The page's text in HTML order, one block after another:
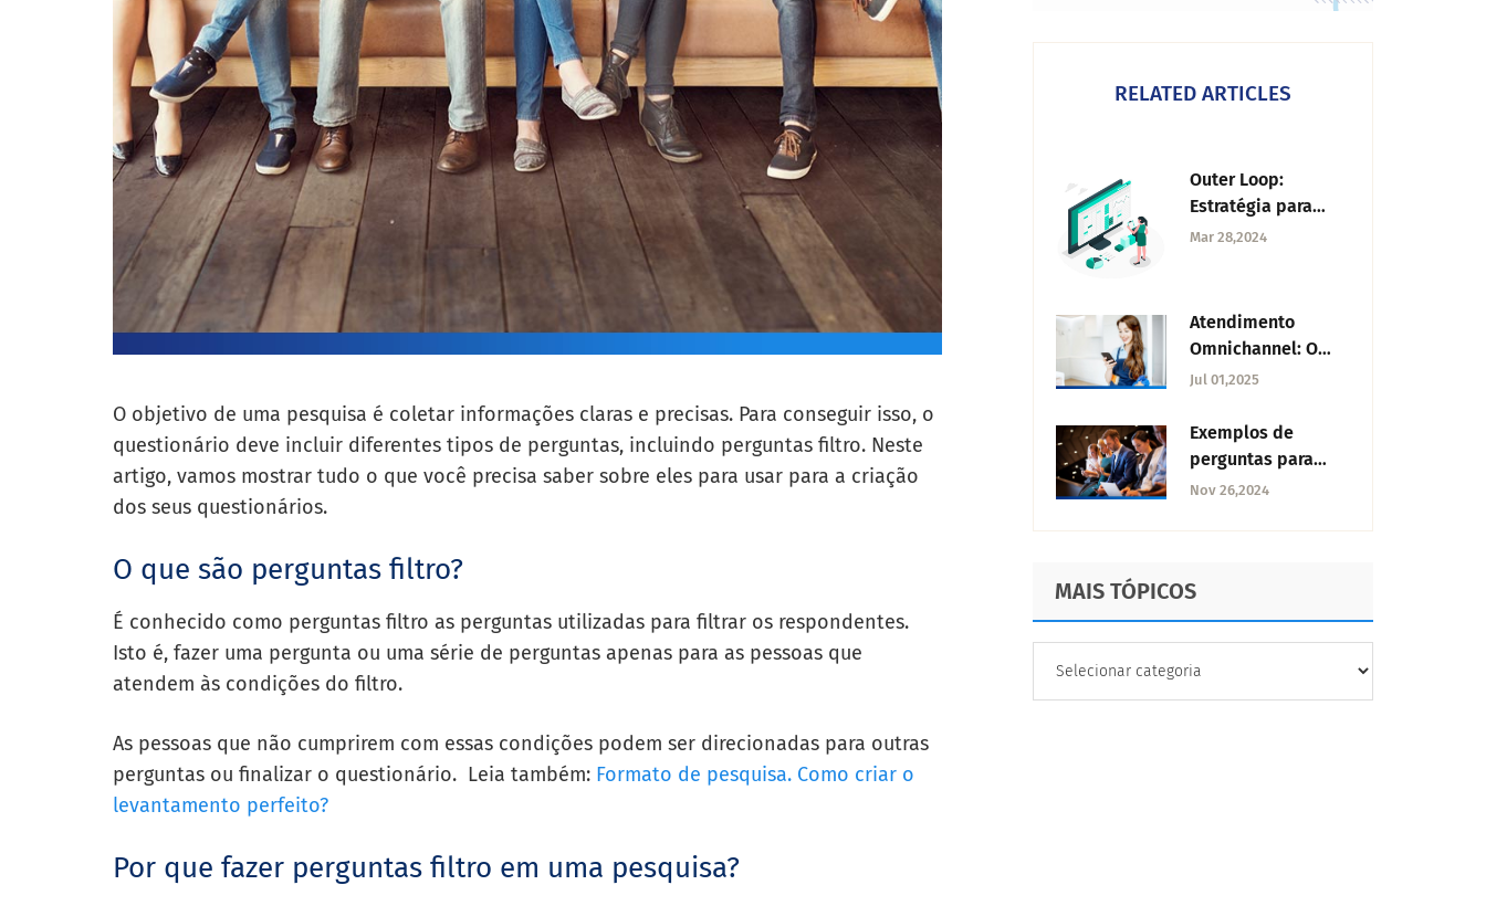
O objetivo de uma pesquisa é coletar informações claras e precisas. Para conseguir isso, o
questionário deve incluir diferentes tipos de perguntas, incluindo perguntas filtro. Neste
artigo, vamos mostrar tudo o que você precisa saber sobre eles para usar para a criação
dos seus questionários.
O que são perguntas filtro?
É conhecido como perguntas filtro as perguntas utilizadas para filtrar os respondentes.
Isto é, fazer uma pergunta ou uma série de perguntas apenas para as pessoas que
atendem às condições do filtro.
As pessoas que não cumprirem com essas condições podem ser direcionadas para outras
perguntas ou finalizar o questionário. Leia também: Formato de pesquisa. Como criar o
levantamento perfeito?
Por que fazer perguntas filtro em uma pesquisa?
RELATED ARTICLES
Outer Loop:
Estratégia para
impulsionar a
Mar 28,2024
Atendimento
Omnichannel: O
que é e como
Jul 01,2025
Exemplos de
perguntas para
uma feira de
Nov 26,2024
MAIS TÓPICOS
TÓPICOS